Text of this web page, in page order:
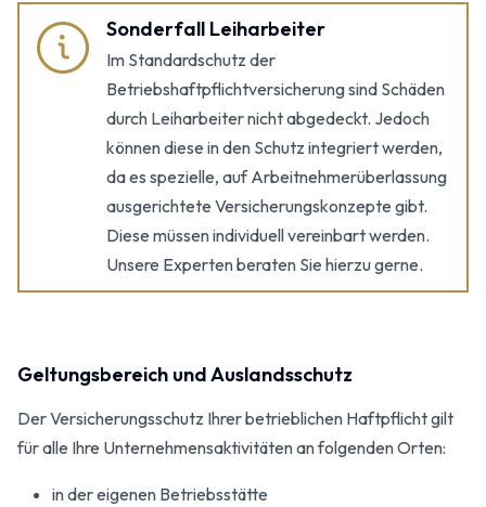
Sonderfall Leiharbeiter
Im Standardschutz der
Betriebshaftpflichtversicherung sind Schäden
durch Leiharbeiter nicht abgedeckt. Jedoch
können diese in den Schutz integriert werden,
da es spezielle, auf Arbeitnehmerüberlassung
ausgerichtete Versicherungskonzepte gibt.
Diese müssen individuell vereinbart werden.
Unsere Experten beraten Sie hierzu gerne.
Geltungsbereich und Auslandsschutz
Der Versicherungsschutz Ihrer betrieblichen Haftpflicht gilt
für alle Ihre Unternehmensaktivitäten an folgenden Orten:
in der eigenen Betriebsstätte